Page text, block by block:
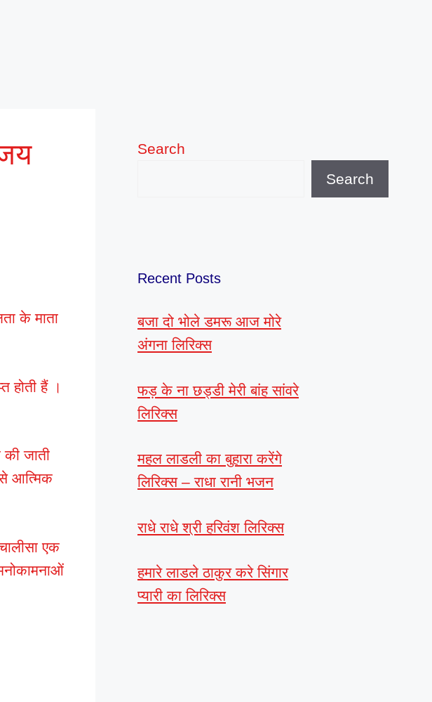
के माता
होती हैं ।
जाती
आत्मिक
एक
Search
Search
Recent Posts
बजा दो भोले डमरू आज मोरे
अंगना लिरिक्स
फड़ के ना छड्डी मेरी बांह सांवरे
लिरिक्स
महल लाडली का बुहारा करेंगे
लिरिक्स – राधा रानी भजन
राधे राधे श्री हरिवंश लिरिक्स
हमारे लाडले ठाकुर करे सिंगार
प्यारी का लिरिक्स